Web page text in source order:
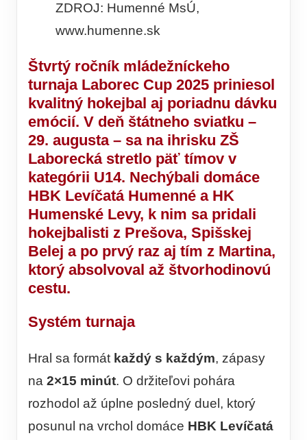
ZDROJ: Humenné MsÚ,
www.humenne.sk
Štvrtý ročník mládežníckeho
turnaja Laborec Cup 2025 priniesol
kvalitný hokejbal aj poriadnu dávku
emócií. V deň štátneho sviatku –
29. augusta– sa na ihrisku ZŠ
Laborecká stretlo päť tímov v
kategórii U14. Nechýbali domáce
HBK Levíčatá Humenné a HK
Humenské Levy, k nim sa pridali
hokejbalisti z Prešova, Spišskej
Belej a po prvý raz aj tím z Martina,
ktorý absolvoval až štvorhodinovú
cestu.
Systém turnaja
Hral sa formát každý s každým, zápasy
na 2×15 minút. O držiteľovi pohára
rozhodol až úplne posledný duel, ktorý
posunul na vrchol domáce HBK Levíčatá